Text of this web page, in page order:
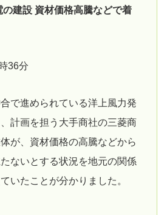
建設 資材価格高騰などで着
36分
で進められている洋上風力発
計画を担う大手商社の三菱商
が、資材価格の高騰などから
ないとする状況を地元の関係
いたことが分かりました。